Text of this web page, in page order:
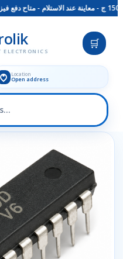
توصيل
ELECTRONICS
🛒
Location
Open address